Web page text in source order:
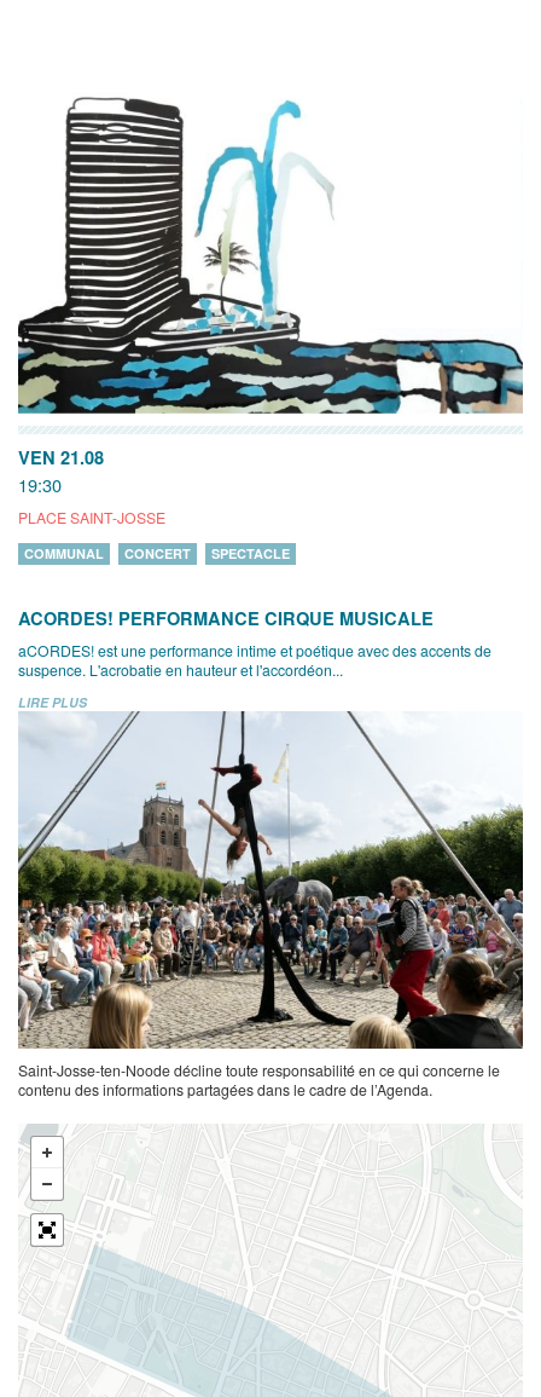
VEN 21.08
19:30
PLACE SAINT-JOSSE
COMMUNAL CONCERT SPECTACLE
ACORDES! PERFORMANCE CIRQUE MUSICALE
aCORDES! est une performance intime et poétique avec des accents de
suspence. L'acrobatie en hauteur et l'accordéon...
LIRE PLUS
Saint-Josse-ten-Noode décline toute responsabilité en ce qui concerne le
contenu des informations partagées dans le cadre de l’Agenda.